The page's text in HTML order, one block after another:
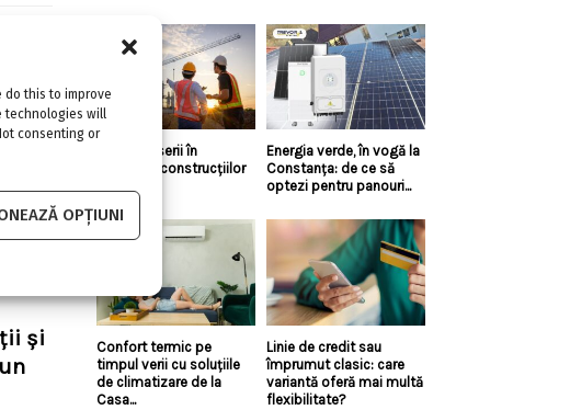
this to improve
technologies will
consenting or
OPȚIUNI
şi
Top 5 meserii în
domeniul construcțiilor
Energia verde, în vogă la
Constanța: de ce să
optezi pentru panouri...
Confort termic pe
timpul verii cu soluțiile
de climatizare de la
Casa...
Linie de credit sau
împrumut clasic: care
variantă oferă mai multă
flexibilitate?